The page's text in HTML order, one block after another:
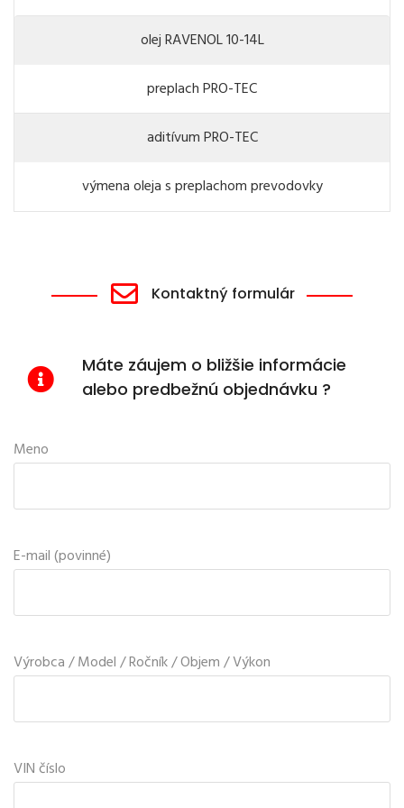
olej RAVENOL 10-14L
preplach PRO-TEC
aditívum PRO-TEC
výmena oleja s preplachom prevodovky
Kontaktný formulár
Máte záujem o bližšie informácie
alebo predbežnú objednávku ?
Meno
E-mail (povinné)
Výrobca / Model / Ročník / Objem / Výkon
VIN číslo